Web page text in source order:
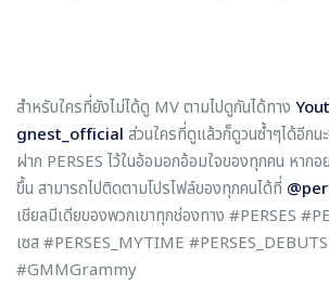
สำหรับใครที่ยังไม่ได้ดู MV ตามไปดูกันได้ทาง
gnest_official ส่วนใครที่ดูแล้วก็ดูวนซ้ำๆได้อีกน
ฝาก PERSES ไว้ในอ้อมอกอ้อมใจของทุกคน หาก
ขึ้น สามารถไปติดตามโปรไฟล์ของทุกคนได้ที่
เชียลมีเดียของพวกเขาทุกช่องทาง #PERSES
เซส #PERSES_MYTIME
#GMMGrammy